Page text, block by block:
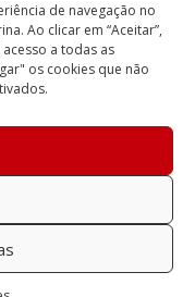
de navegação no
Ao clicar em “Aceitar”,
a todas as
os cookies que não
SC - Governo de